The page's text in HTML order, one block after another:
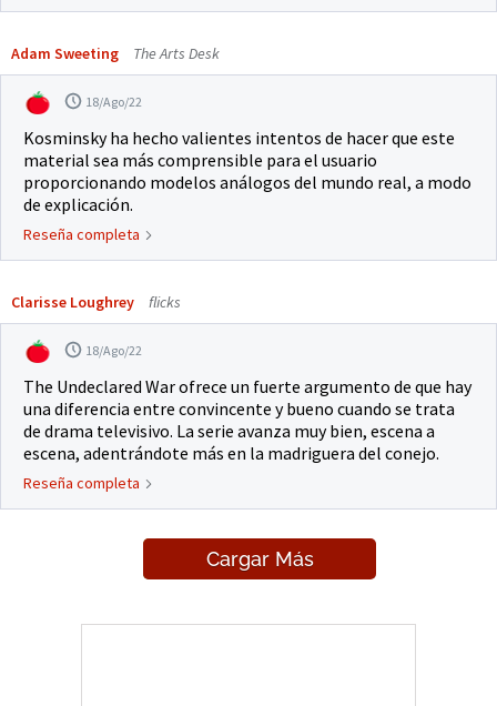
Adam Sweeting The Arts Desk
18/Ago/22
Kosminsky ha hecho valientes intentos de hacer que este
material sea más comprensible para el usuario
proporcionando modelos análogos del mundo real, a modo
de explicación.
Reseña completa
Clarisse Loughrey flicks
18/Ago/22
The Undeclared War ofrece un fuerte argumento de que hay
una diferencia entre convincente y bueno cuando se trata
de drama televisivo. La serie avanza muy bien, escena a
escena, adentrándote más en la madriguera del conejo.
Reseña completa
Cargar Más